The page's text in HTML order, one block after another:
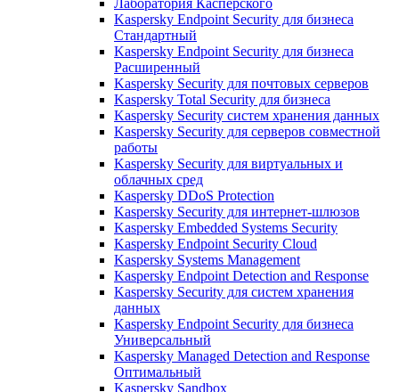
Лаборатория Касперского
Kaspersky Endpoint Security для бизнеса
Стандартный
Kaspersky Endpoint Security для бизнеса
Расширенный
Kaspersky Security для почтовых серверов
Kaspersky Total Security для бизнеса
Kaspersky Security систем хранения данных
Kaspersky Security для серверов совместной
работы
Kaspersky Security для виртуальных и
облачных сред
Kaspersky DDoS Protection
Kaspersky Security для интернет-шлюзов
Kaspersky Embedded Systems Security
Kaspersky Endpoint Security Cloud
Kaspersky Systems Management
Kaspersky Endpoint Detection and Response
Kaspersky Security для систем хранения
данных
Kaspersky Endpoint Security для бизнеса
Универсальный
Kaspersky Managed Detection and Response
Оптимальный
Kaspersky Sandbox